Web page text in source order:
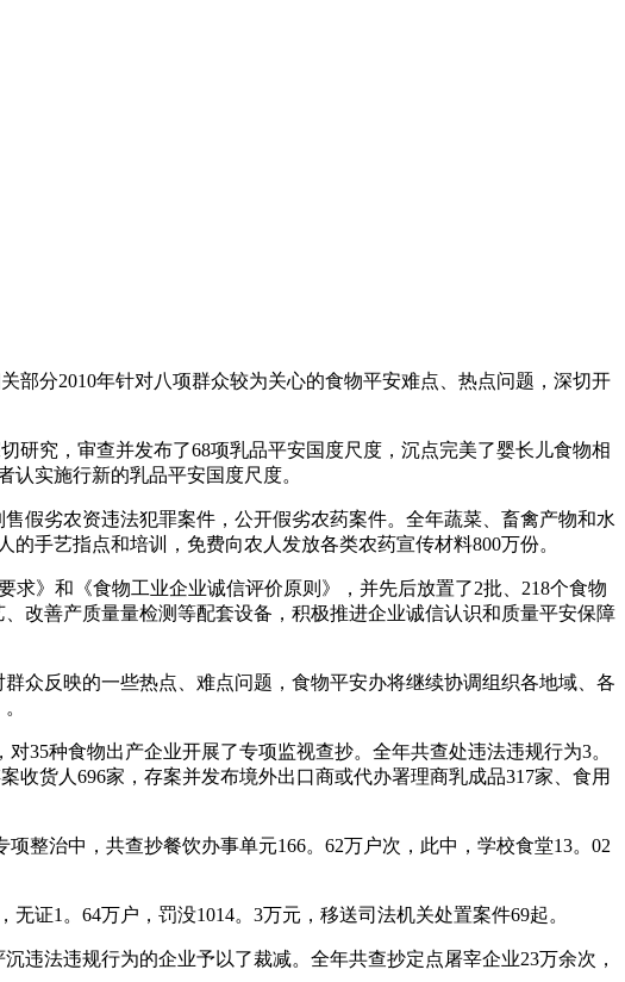
分2010年针对八项群众较为关心的食物平安难点、热点问题，深切开
究，审查并发布了68项乳品平安国度尺度，沉点完美了婴长儿食物相
实施行新的乳品平安国度尺度。
劣农资违法犯罪案件，公开假劣农药案件。全年蔬菜、畜禽产物和水
手艺指点和培训，免费向农人发放各类农药宣传材料800万份。
》和《食物工业企业诚信评价原则》，并先后放置了2批、218个食物
改善产质量量检测等配套设备，积极推进企业诚信认识和质量平安保障
反映的一些热点、难点问题，食物平安办将继续协调组织各地域、各
种食物出产企业开展了专项监视查抄。全年共查处违法违规行为3。
货人696家，存案并发布境外出口商或代办署理商乳成品317家、食用
治中，共查抄餐饮办事单元166。62万户次，此中，学校食堂13。02
证1。64万户，罚没1014。3万元，移送司法机关处置案件69起。
法违规行为的企业予以了裁减。全年共查抄定点屠宰企业23万余次，